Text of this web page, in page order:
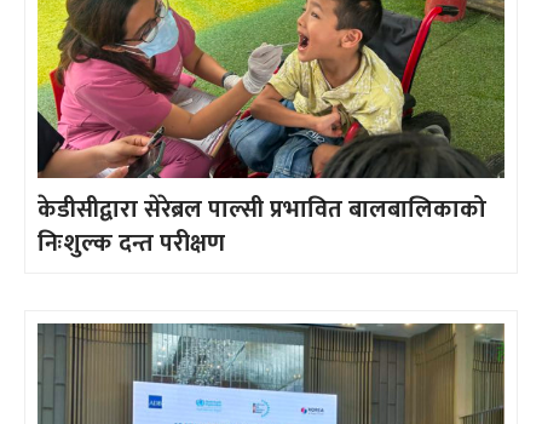
केडीसीद्वारा सेरेब्रल पाल्सी प्रभावित बालबालिकाको
निःशुल्क दन्त परीक्षण